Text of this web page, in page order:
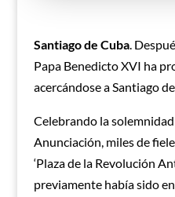
Santiago de Cuba.
Papa Benedicto XVI ha
acercándose a Santiago
Celebrando la
Anunciación, miles de
‘Plaza de la Revolución
previamente había sido